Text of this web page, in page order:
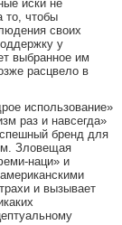
иски не
то, чтобы
своих
у
выбранное им
расцвело в
использование»
раз и навсегда»
бренд для
Зловещая
наци» и
и вызывает